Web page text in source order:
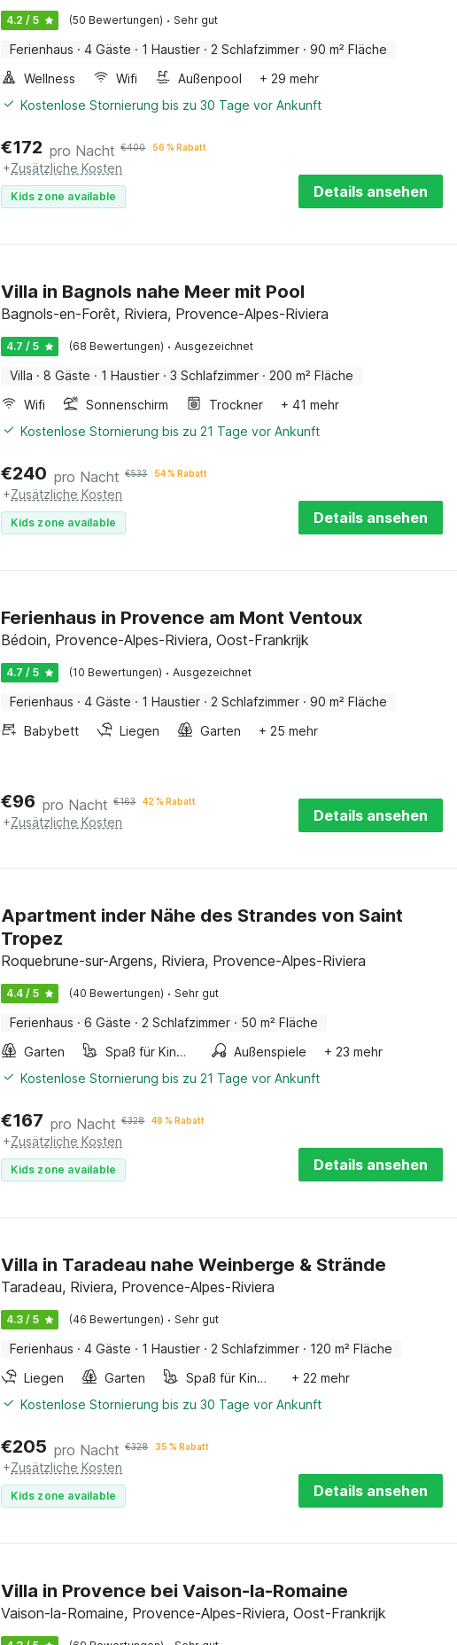
4.2 / 5 (50 Bewertungen) · Sehr gut
Ferienhaus · 4 Gäste · 1 Haustier · 2 Schlafzimmer · 90 m² Fläche
Wellness
Wifi Außenpool
+ 29 mehr
Kostenlose Stornierung bis zu 30 Tage vor Ankunft
€172 pro Nacht €400 56 % Rabatt
+Zusätzliche Kosten
Kids zone available Details ansehen
Villa in Bagnols nahe Meer mit Pool
Bagnols-en-Forêt, Riviera, Provence-Alpes-Riviera
4.7 / 5 (68 Bewertungen) · Ausgezeichnet
Villa · 8 Gäste · 1 Haustier · 3 Schlafzimmer · 200 m² Fläche
Wifi
Sonnenschirm Trockner
+ 41 mehr
Kostenlose Stornierung bis zu 21 Tage vor Ankunft
€240 pro Nacht €533 54 % Rabatt
+Zusätzliche Kosten
Kids zone available Details ansehen
Ferienhaus in Provence am Mont Ventoux
Bédoin, Provence-Alpes-Riviera, Oost-Frankrijk
4.7 / 5 (10 Bewertungen) · Ausgezeichnet
Ferienhaus · 4 Gäste · 1 Haustier · 2 Schlafzimmer · 90 m² Fläche
Babybett
Liegen Garten + 25 mehr
€96 pro Nacht €163 42 % Rabatt
+Zusätzliche Kosten Details ansehen
Apartment inder Nähe des Strandes von Saint
Tropez
Roquebrune-sur-Argens, Riviera, Provence-Alpes-Riviera
4.4 / 5 (40 Bewertungen) · Sehr gut
Ferienhaus · 6 Gäste · 2 Schlafzimmer · 50 m² Fläche
Garten
Spaß für Kinder Außenspiele
+ 23 mehr
Kostenlose Stornierung bis zu 21 Tage vor Ankunft
€167 pro Nacht €328 48 % Rabatt
+Zusätzliche Kosten
Kids zone available Details ansehen
Villa in Taradeau nahe Weinberge & Strände
Taradeau, Riviera, Provence-Alpes-Riviera
4.3 / 5 (46 Bewertungen) · Sehr gut
Ferienhaus · 4 Gäste · 1 Haustier · 2 Schlafzimmer · 120 m² Fläche
Liegen
Garten Spaß für Kinder
+ 22 mehr
Kostenlose Stornierung bis zu 30 Tage vor Ankunft
€205 pro Nacht €328 35 % Rabatt
+Zusätzliche Kosten
Kids zone available Details ansehen
Villa in Provence bei Vaison-la-Romaine
Vaison-la-Romaine, Provence-Alpes-Riviera, Oost-Frankrijk